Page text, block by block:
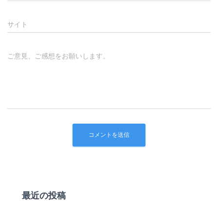
サイト
ご意見、ご感想をお願いします。
最近の投稿